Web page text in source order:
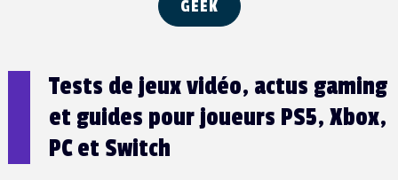
GEEK
Tests de jeux vidéo, actus gaming
et guides pour joueurs PS5, Xbox,
PC et Switch